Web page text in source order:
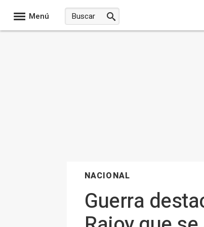
Menú
NACIONAL
Guerra